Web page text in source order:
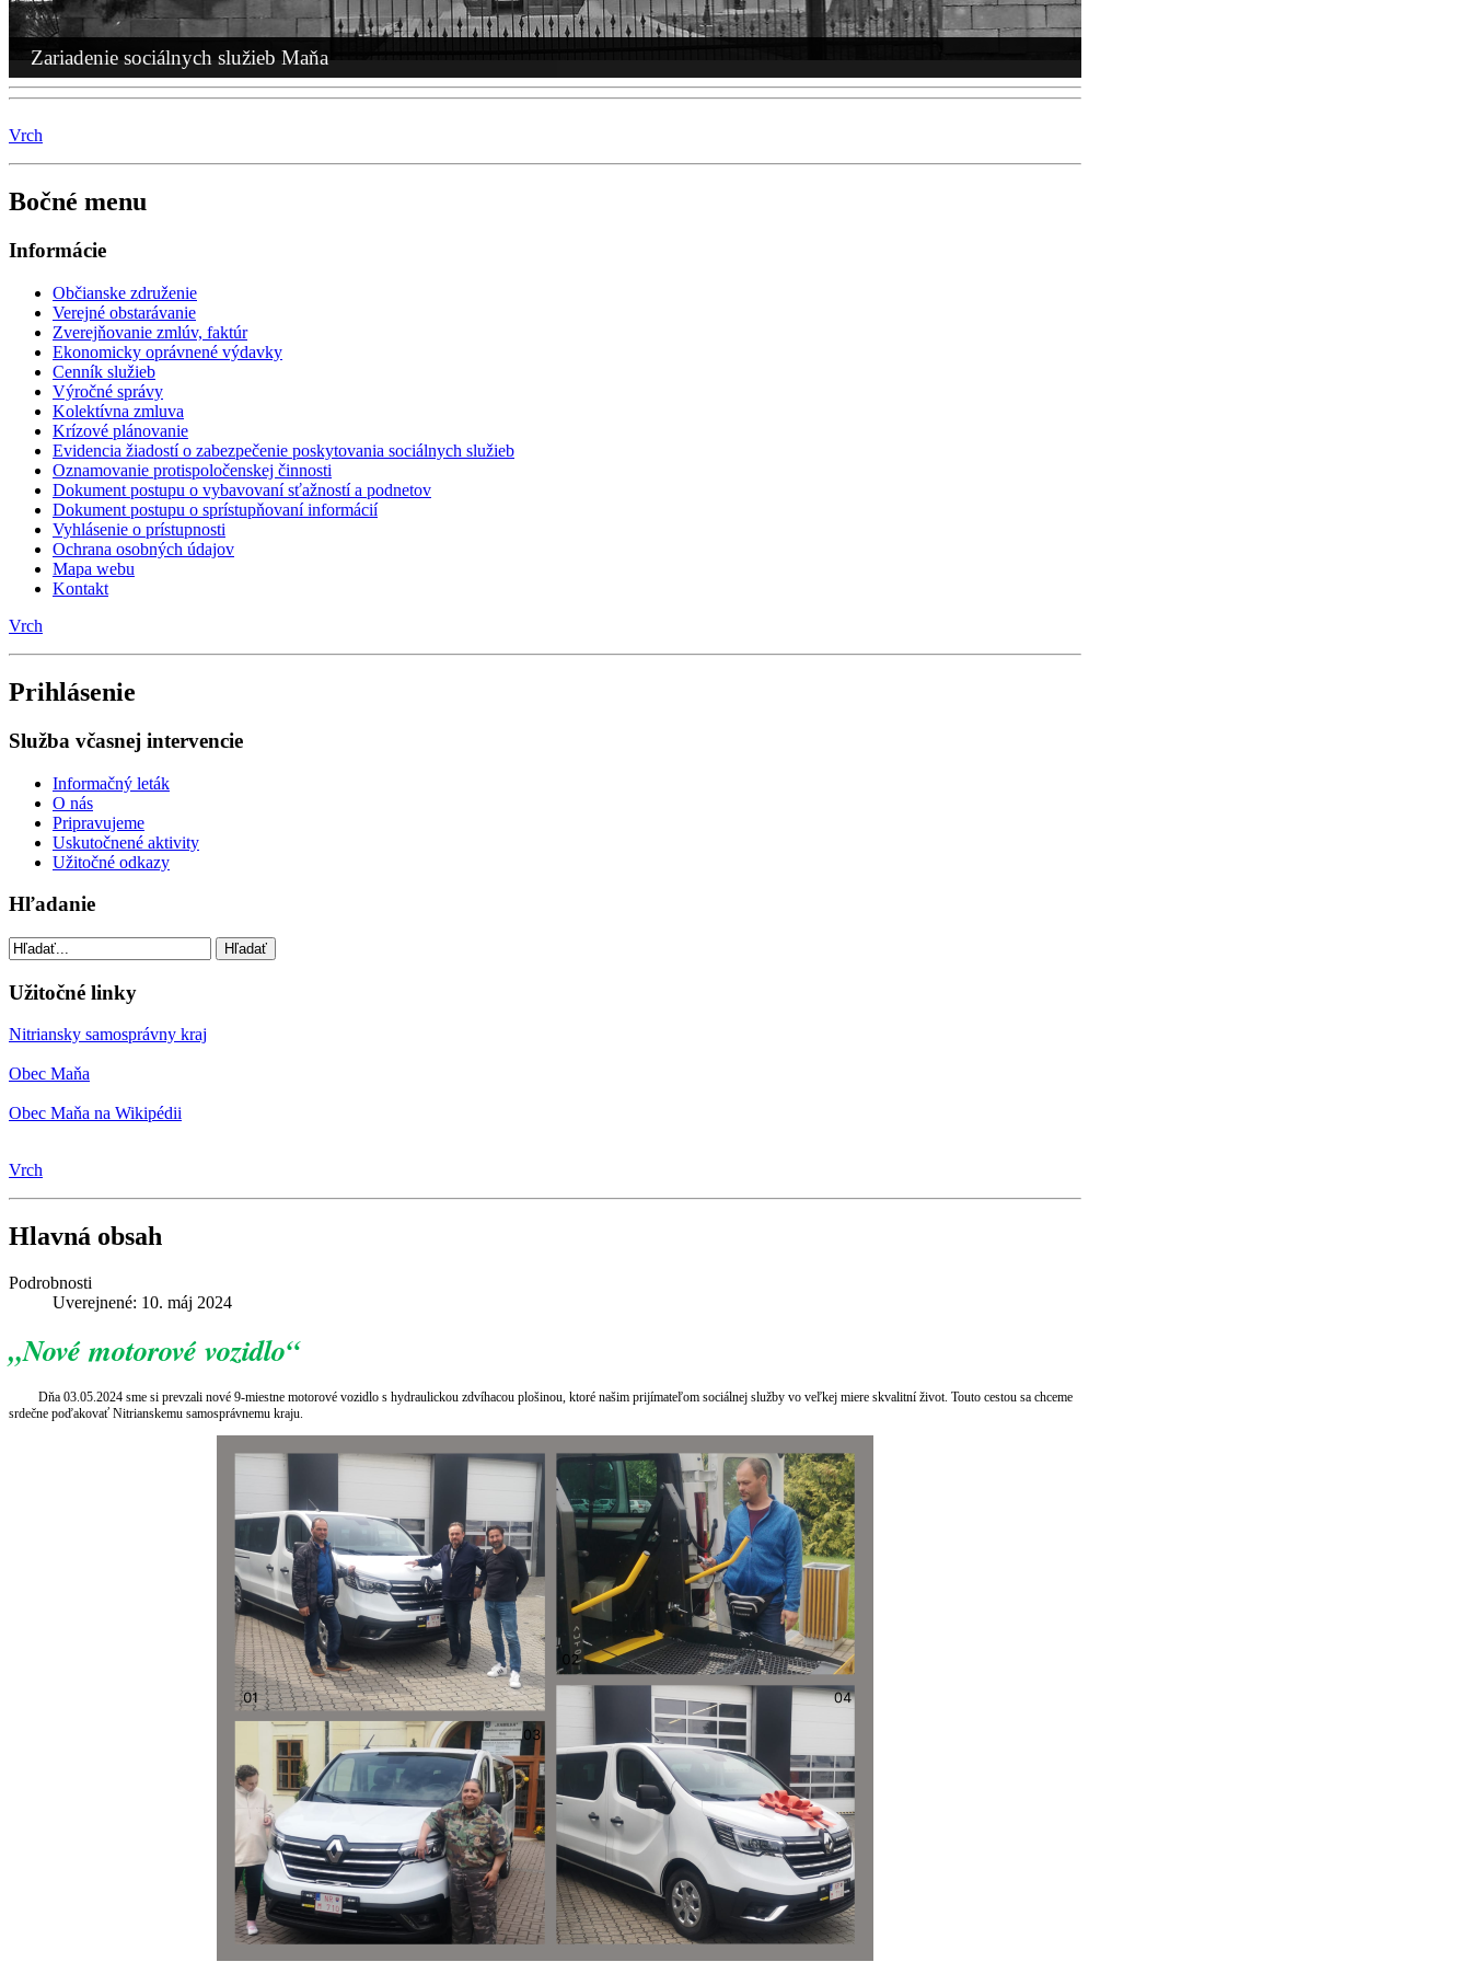
Dokument postupu o sprístupňovaní informácií
Vyhlásenie o prístupnosti
Ochrana osobných údajov
Mapa webu
Kontakt
Vrch
Prihlásenie
Služba včasnej intervencie
Informačný leták
O nás
Pripravujeme
Uskutočnené aktivity
Užitočné odkazy
Hľadanie
Hľadať
Užitočné linky
Nitriansky samosprávny kraj
Obec Maňa
Hlavná obsah
Podrobnosti
Uverejnené: 10. máj 2024
„Nové motorové vozidlo
Dňa 03.05.2024 sme si prevzali nové 9-miestne motorové vozidlo s hydraulickou zdvíhacou plošinou, ktoré našim prijímateľom sociálnej služby vo veľkej miere skvalitní život. Touto cestou sa chceme
srdečne poďakovať Nitrianskemu samosprávnemu kraju.
Správca obsahu webového sídla: "KAMILKA", Zariadenie sociálnych služieb Maňa
Technický prevádzkovateľ stránky, hosting:
Webfinity